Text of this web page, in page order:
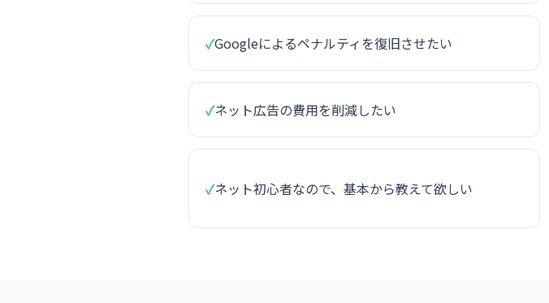
✓Googleによるペナルティを復旧させたい
✓ネット広告の費用を削減したい
✓ネット初心者なので、基本から教えて欲しい